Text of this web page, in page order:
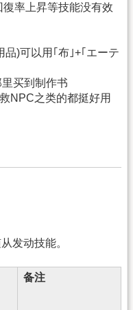
率上昇等技能没有效
品)可以用｢布｣+｢エーテ
买到制作书
NPC之类的都挺好用
发动技能。
备注